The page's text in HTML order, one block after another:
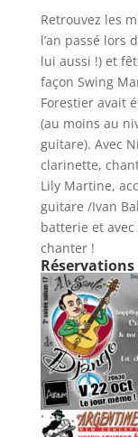
Retrouvez les
l’an passé lors
lui aussi !) et
façon Swing
Forestier avait
(au moins au
guitare). Avec
clarinette,
Lily Martine,
guitare /Ivan
batterie et
chanter !